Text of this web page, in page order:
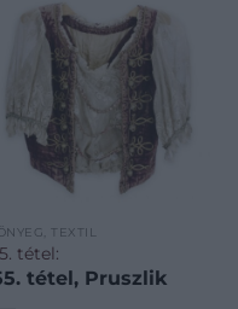
TEXTIL
tétel:
tétel, Pruszlik